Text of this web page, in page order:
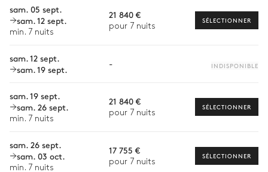
Barbecue
Gaz
Terrasse
Chef à domicile
Bien-être à domicile
Location de vélo
Les services proposés peuvent varier selon la saison, la
vers les offres disponibles pour votre séjour.
sam. 05 sept.
sam. 12 sept.
min. 7 nuits
21 840 €
pour 7 nuits
SÉLECTIONNER
sam. 12 sept.
sam. 19 sept.
- INDISPONIBLE
sam. 19 sept.
sam. 26 sept.
min. 7 nuits
21 840 €
pour 7 nuits
SÉLECTIONNER
sam. 26 sept.
sam. 03 oct.
min. 7 nuits
17 755 €
pour 7 nuits
SÉLECTIONNER